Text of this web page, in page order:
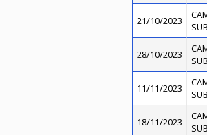
21/10/2023
28/10/2023
11/11/2023
18/11/2023